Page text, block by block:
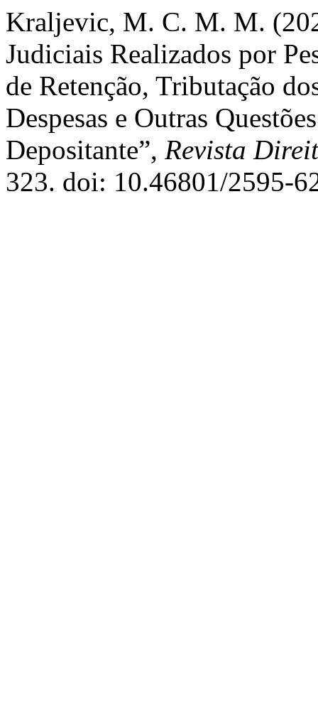
Kraljevic, M. C. M. M.
Judiciais Realizados por
de Retenção, Tributação
Despesas e Outras
Depositante”, Revista
323. doi: 10.46801/2595-